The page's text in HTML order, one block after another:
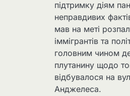
підтримку діям
неправдивих
мав на меті
іммігрантів та
головним чином
плутанину щодо
відбувалося на
Анджелеса.